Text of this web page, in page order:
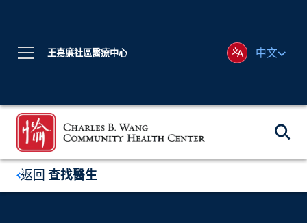
王嘉廉社區醫療中心 中文
返回 查找醫生